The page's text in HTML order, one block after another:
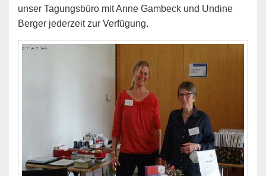
unser Tagungsbüro mit Anne Gambeck und Undine
Berger jederzeit zur Verfügung.